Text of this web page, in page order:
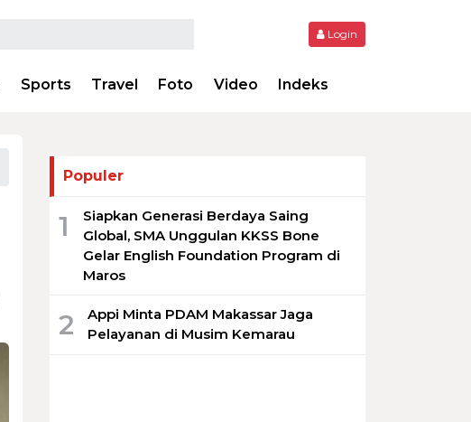
Login
Sports Travel Foto Video Indeks
Populer
1
Siapkan Generasi Berdaya Saing
Global, SMA Unggulan KKSS Bone
Gelar English Foundation Program di
Maros
2
Appi Minta PDAM Makassar Jaga
Pelayanan di Musim Kemarau